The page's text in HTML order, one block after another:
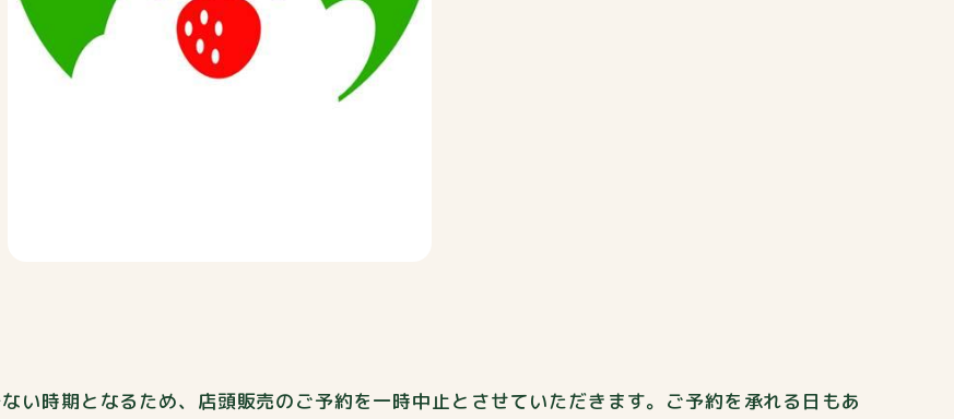
い時期となるため、店頭販売のご予約を一時中止とさせていただきます。ご予約を承れる日もあ